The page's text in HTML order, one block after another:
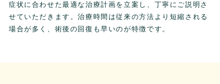
症状に合わせた最適な治療計画を立案し、丁寧にご説明さ
せていただきます。治療時間は従来の方法より短縮される
場合が多く、術後の回復も早いのが特徴です。